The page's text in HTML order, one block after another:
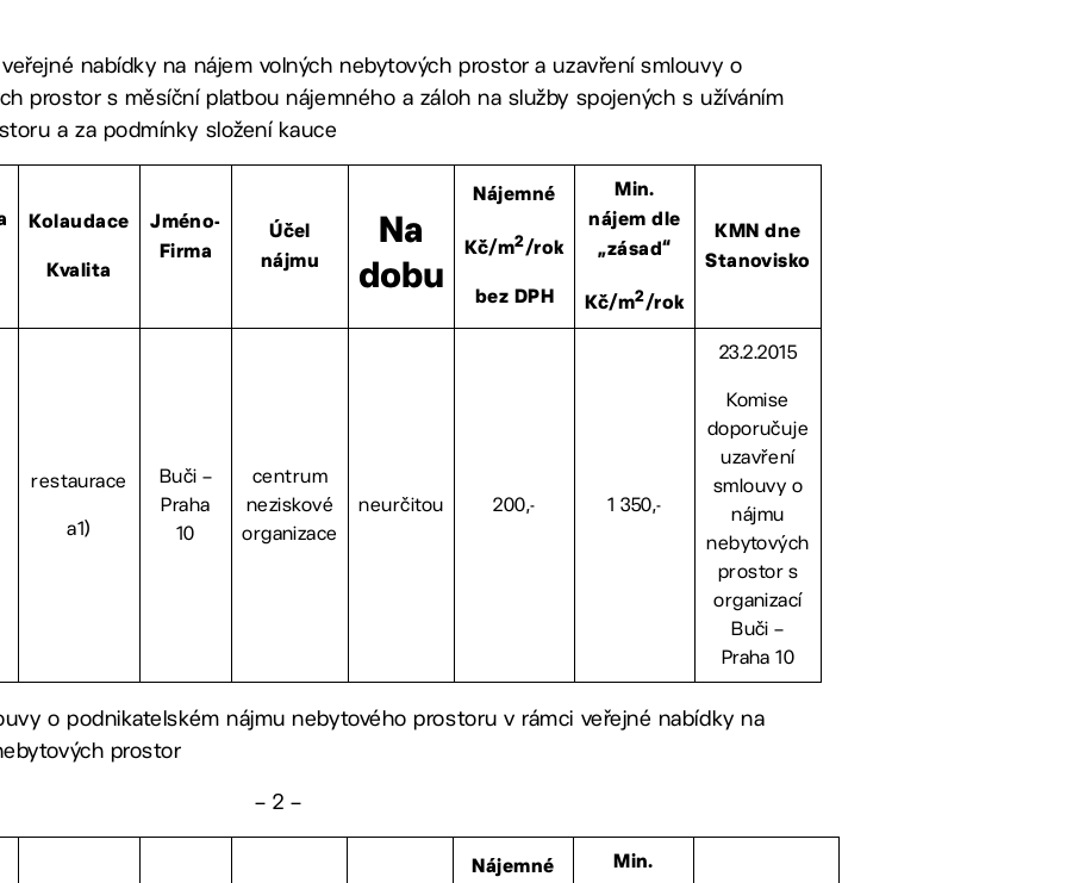
nabídky na nájem volných nebytových prostor a uzavření smlouvy o
prostor s měsíční platbou nájemného a záloh na služby spojených s užíváním
a za podmínky složení kauce
Kolaudace
Kvalita
Jméno-
Firma
Účel
nájmu
Na
dobu
Nájemné
Kč/m2/rok
bez DPH
Min.
nájem dle
„zásad“
Kč/m2/rok
KMN dne
Stanovisko
restaurace
a1)
Buči –
Praha
10
centrum
neziskové
organizace
neurčitou 200,- 1 350,-
23.2.2015
Komise
doporučuje
uzavření
smlouvy o
nájmu
nebytových
prostor s
organizací
Buči –
Praha 10
o podnikatelském nájmu nebytového prostoru v rámci veřejné nabídky na
prostor
– 2 –
Nájemné
Min.